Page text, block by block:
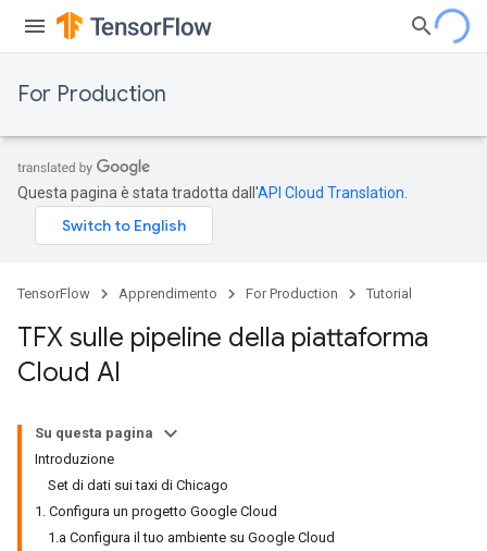
For Production
Questa pagina è stata tradotta dall'API Cloud Translation
TensorFlow Apprendimento For Production Tutorial
TFX sulle pipeline della piattaforma
Cloud AI
Su questa pagina
Introduzione
Set di dati sui taxi di Chicago
1. Configura un progetto Google Cloud
1.a Configura il tuo ambiente su Google Cloud